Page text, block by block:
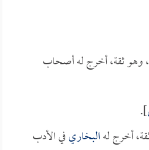
، وهو ثقة، أخرج له أصحاب
].
أخرج لهالبخاريفي الأدب